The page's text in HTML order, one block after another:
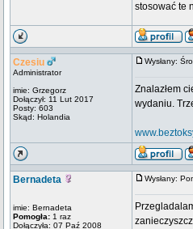
stosować te
Czesiu
Administrator
imie: Grzegorz
Dołączył: 11 Lut 2017
Posty: 603
Skąd: Holandia
Wysłany:
Znalazłem
wydaniu.
Bernadeta
imie: Bernadeta
Pomogła: 1 raz
Dołączyła: 07 Paź 2008
Wysłany: